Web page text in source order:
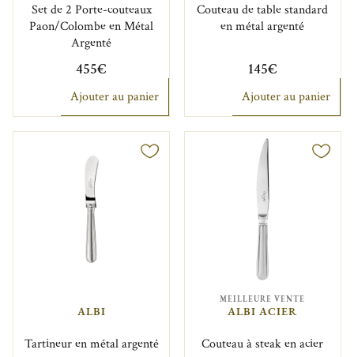
Set de 2 Porte-couteaux
Paon/Colombe en Métal
Argenté
455€
Ajouter au panier
Couteau de table standard
en métal argenté
145€
Ajouter au panier
ALBI
Tartineur en métal argenté
MEILLEURE VENTE
ALBI ACIER
Couteau à steak en acier